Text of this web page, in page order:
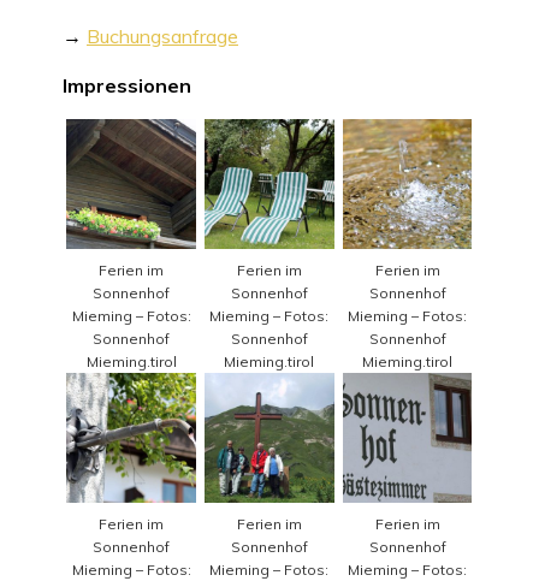
→ Buchungsanfrage
Impressionen
Ferien im
Sonnenhof
Mieming – Fotos:
Sonnenhof
Mieming.tirol
Ferien im
Sonnenhof
Mieming – Fotos:
Sonnenhof
Mieming.tirol
Ferien im
Sonnenhof
Mieming – Fotos:
Sonnenhof
Mieming.tirol
Ferien im
Sonnenhof
Mieming – Fotos:
Ferien im
Sonnenhof
Mieming – Fotos:
Ferien im
Sonnenhof
Mieming – Fotos: